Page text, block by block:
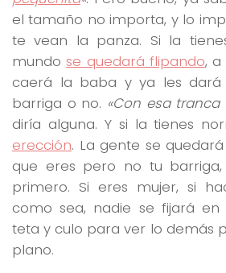
el tamaño no importa, y lo
te vean la panza. Si la
mundose quedará flipando, a
caerá la baba y ya les dará
barriga o no. «Con esa
diría alguna. Y si la tienes
erección. La gente se
que eres pero no tu
primero. Si eres mujer, si
como sea, nadie se fijará
teta y culo para ver lo demás
plano.